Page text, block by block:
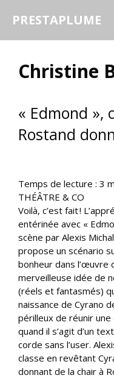
PRESTAPLUME
Christine
« Edmond »,
Rostand
Temps de lecture : 3
THÉÂTRE & CO
Voilà, c’est fait !
entérinée avec «
scène par Alexis
propose un scénario
bonheur dans l’œuvre
merveilleuse idée de
(réels et fantasmés)
naissance de Cyrano
périlleux de réunir
quand il s’agit d’un
corde sans l’user.
classe en revêtant
donnant de la chair à